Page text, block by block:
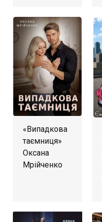
«Випадкова
таємниця»
Оксана
Мрійченко